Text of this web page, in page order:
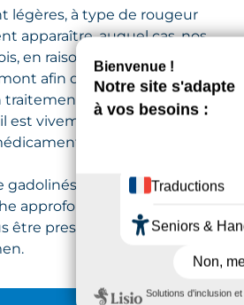
légères, à type de rougeur
apparaître, auquel cas, nos
en raison d’antécédents,
afin d’identifier l’allergène
en amont de l’examen.
vivement conseillé de ne pas
est susceptible
gadolinés peuvent altérer
approfondie de vos
être prescrit au moment